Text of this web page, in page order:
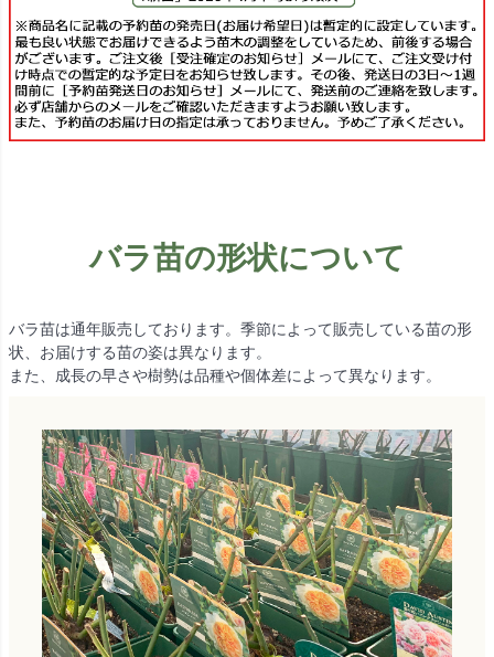
バラ苗の形状について
バラ苗は通年販売しております。季節によって販売している苗の形
状、お届けする苗の姿は異なります。
また、成長の早さや樹勢は品種や個体差によって異なります。